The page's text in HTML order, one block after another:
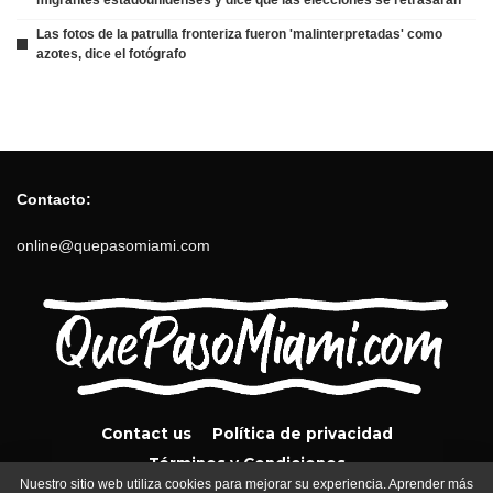
Las fotos de la patrulla fronteriza fueron 'malinterpretadas' como
azotes, dice el fotógrafo
Contacto:
online@quepasomiami.com
Contact us
Política de privacidad
Términos y Condiciones
Nuestro sitio web utiliza cookies para mejorar su experiencia. Aprender más